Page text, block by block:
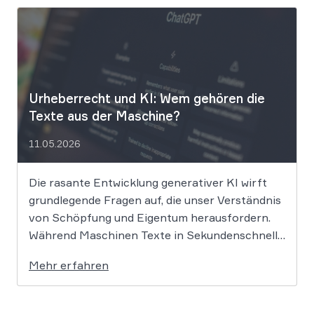
App werden massive
Urheberrechtsverletzungen vorgeworfen. Die
entscheidende Frage lautet: Durfte Suno […]
Urheberrecht und KI: Wem gehören die
Texte aus der Maschine?
11.05.2026
Die rasante Entwicklung generativer KI wirft
grundlegende Fragen auf, die unser Verständnis
von Schöpfung und Eigentum herausfordern.
Während Maschinen Texte in Sekundenschnelle
die Antwort, ob und wie diese Werke geschützt
sind: Ein Problem, das längst nicht nur Juristen,
Mehr erfahren